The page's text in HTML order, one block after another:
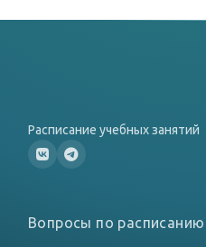
Расписание учебных занятий
Вопросы по расписанию